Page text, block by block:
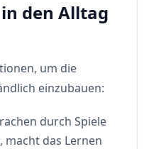
den Alltag
um die
einzubauen:
durch Spiele
macht das Lernen